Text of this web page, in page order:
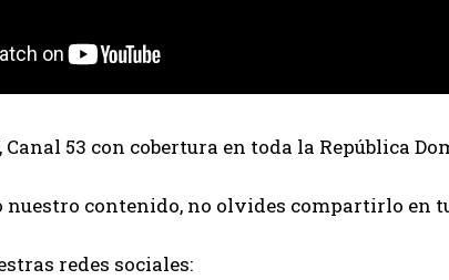
Canal 53 con cobertura en toda la República
nuestro contenido, no olvides compartirlo en
redes sociales: